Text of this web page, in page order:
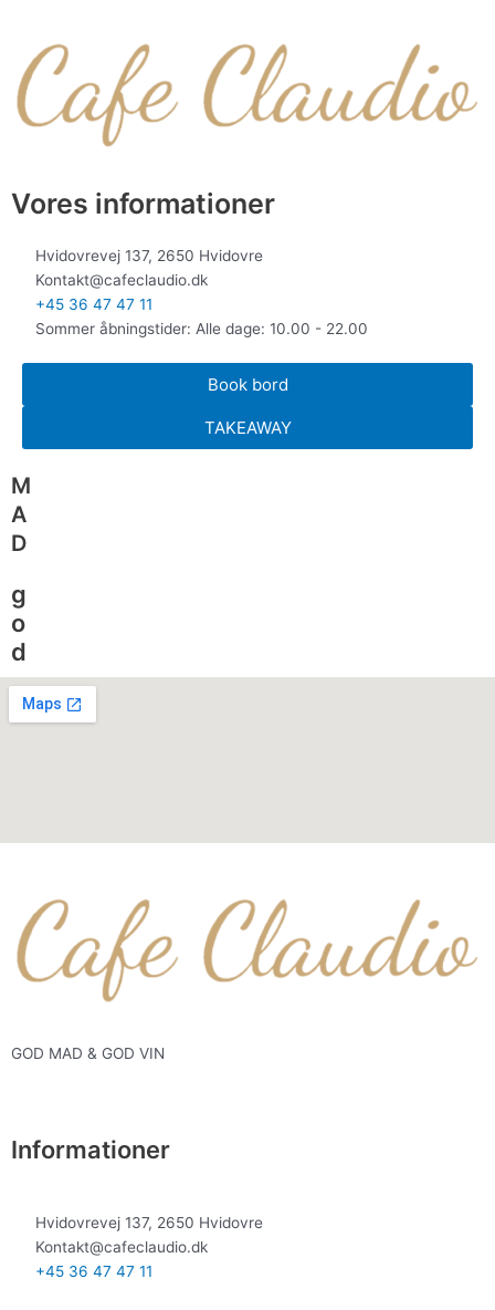
g
o
d
M
A
D
Vores informationer
Hvidovrevej 137, 2650 Hvidovre
Kontakt@cafeclaudio.dk
+45 36 47 47 11
Sommer åbningstider: Alle dage: 10.00 - 22.00
Book bord
TAKEAWAY
GOD MAD & GOD VIN
Informationer
Hvidovrevej 137, 2650 Hvidovre
Kontakt@cafeclaudio.dk
+45 36 47 47 11